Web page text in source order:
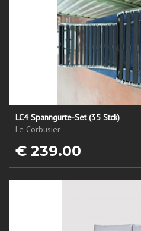
LC4 Spanngurte-Set (35 Stck)
Le Corbusier
€ 239.00